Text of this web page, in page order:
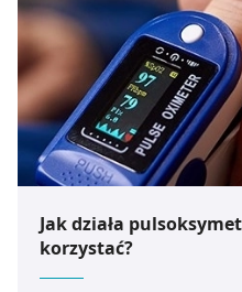
Jak działa
korzystać?